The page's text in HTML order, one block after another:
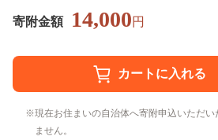
寄附金額 14,000円
現在お住まいの自治体へ寄附申込いただ
ません。